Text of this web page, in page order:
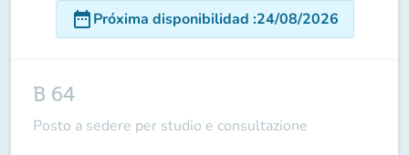
date_rangePróxima disponibilidad :24/08/2026
B 64
Posto a sedere per studio e consultazione